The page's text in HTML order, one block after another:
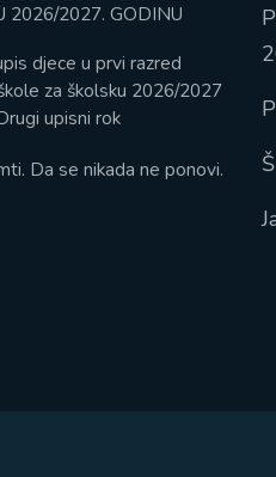
2026/2027. GODINU
djece u prvi razred
za školsku 2026/2027
upisni rok
Da se nikada ne ponovi.